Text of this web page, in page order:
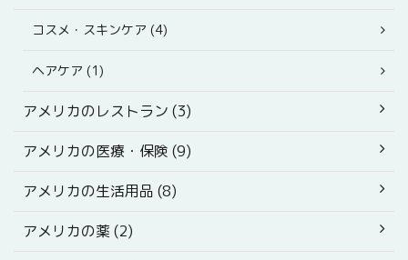
コスメ・スキンケア (4)
ヘアケア (1)
アメリカのレストラン (3)
アメリカの医療・保険 (9)
アメリカの生活用品 (8)
アメリカの薬 (2)